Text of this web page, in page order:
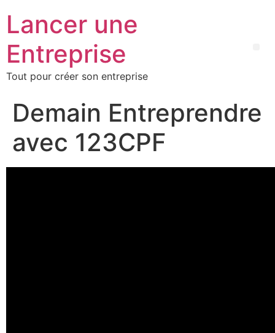
Lancer une
Entreprise
Tout pour créer son entreprise
Demain Entreprendre
avec 123CPF